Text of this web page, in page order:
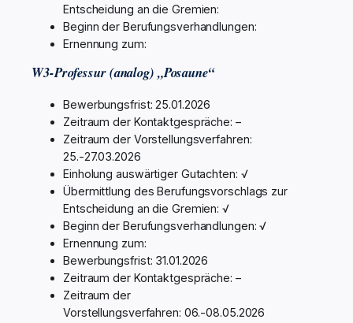
Entscheidung an die Gremien:
Beginn der Berufungsverhandlungen:
Ernennung zum:
W3-Professur (analog) „Posaune“
Bewerbungsfrist: 25.01.2026
Zeitraum der Kontaktgespräche: –
Zeitraum der Vorstellungsverfahren:
25.-27.03.2026
Einholung auswärtiger Gutachten: √
Übermittlung des Berufungsvorschlags zur
Entscheidung an die Gremien: √
Beginn der Berufungsverhandlungen: √
Ernennung zum:
Bewerbungsfrist: 31.01.2026
Zeitraum der Kontaktgespräche: –
Zeitraum der
Vorstellungsverfahren: 06.-08.05.2026